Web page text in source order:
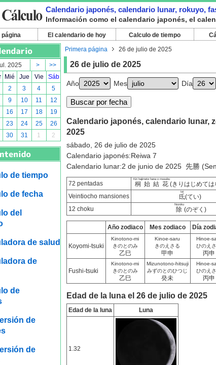
Calendario japonés, calendario lunar, rokuyo,
Información como el calendario japonés, el
página El calendario de hoy Calculo de tiempo
2025 >
>>
Mié Jue Vie
Sáb
2 3 4
5
9 10 11
12
16 17 18
19
23 24 25
26
30 31 1 2
de tiempo
de fecha
del
de salud
de
de
de
de
Primera página 26 de julio de 2025
26 de julio de 2025
Año Mes Día
Calendario japonés, calendario lunar,
2025
sábado, 26 de julio de 2025
Calendario japonés:Reiwa 7
Calendario lunar:2 de junio de 2025 先勝
72 pentadas 桐始結花
Kiri hajimete hana o musubu
(きりはじめて
Veintiocho mansiones
氐
tei
(てい)
12 choku
除
Nozoku
(のぞく)
Año zodiaco Mes zodiaco Día
Koyomi-tsuki
Kinotono-mi
きのとのみ
乙巳
Kinoe-saru
きのえさる
甲申
Hinoe-
ひのえ
丙申
Fushi-tsuki
Kinotono-mi
きのとのみ
乙巳
Mizunotono-hitsuji
みずのとのひつじ
癸未
Hinoe-
ひのえ
丙申
Edad de la luna el 26 de julio de 2025
Edad de la luna Luna
1.32